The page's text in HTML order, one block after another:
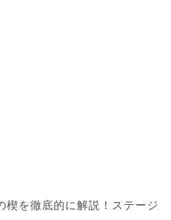
楔を徹底的に解説！ステージ